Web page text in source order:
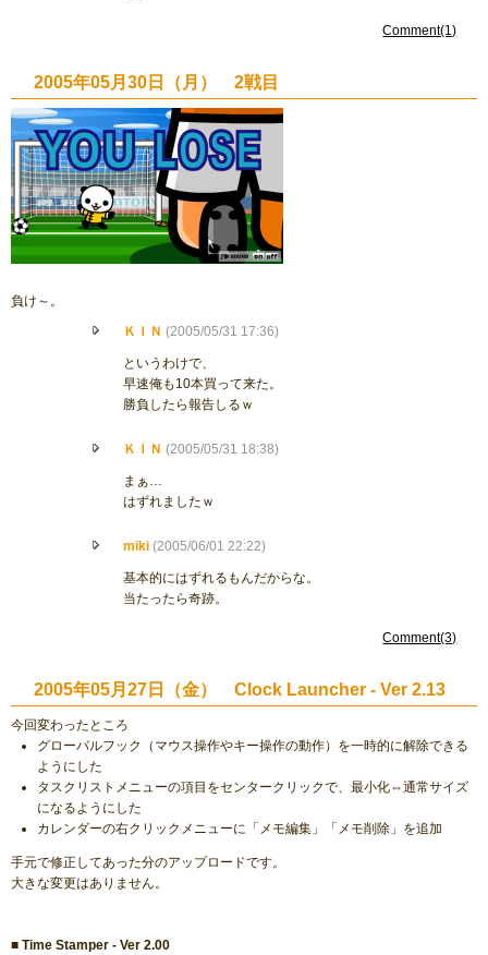
Comment(1)
2005年05月30日（月） 2戦目
負け～。
ＫＩＮ (2005/05/31 17:36)
というわけで、
早速俺も10本買って来た。
勝負したら報告しるｗ
ＫＩＮ (2005/05/31 18:38)
まぁ…
はずれましたｗ
miki (2005/06/01 22:22)
基本的にはずれるもんだからな。
当たったら奇跡。
Comment(3)
2005年05月27日（金） Clock Launcher - Ver 2.13
今回変わったところ
グローバルフック（マウス操作やキー操作の動作）を一時的に解除できる
ようにした
タスクリストメニューの項目をセンタークリックで、最小化⇔通常サイズ
になるようにした
カレンダーの右クリックメニューに「メモ編集」「メモ削除」を追加
手元で修正してあった分のアップロードです。
大きな変更はありません。
■ Time Stamper - Ver 2.00